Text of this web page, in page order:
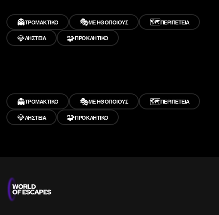
👻ΤΡΟΜΑΚΤΙΚΌ 🎭ΜΕ ΗΘΟΠΟΙΟΎΣ 🗺️ΠΕΡΙΠΈΤΕΙΑ
💎ΛΗΣΤΕΊΑ 🧩ΠΡΟΚΛΗΤΙΚΌ
👻ΤΡΟΜΑΚΤΙΚΌ 🎭ΜΕ ΗΘΟΠΟΙΟΎΣ 🗺️ΠΕΡΙΠΈΤΕΙΑ
💎ΛΗΣΤΕΊΑ 🧩ΠΡΟΚΛΗΤΙΚΌ